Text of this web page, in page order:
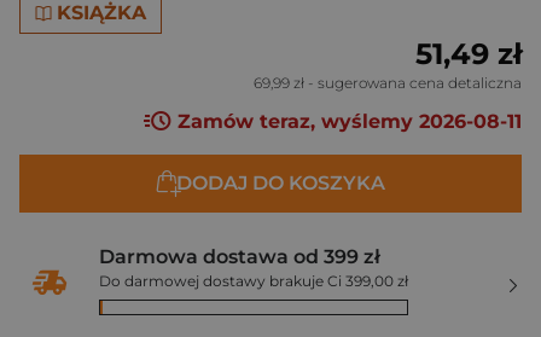
KSIĄŻKA
51,49 zł
69,99 zł - sugerowana cena detaliczna
Zamów teraz, wyślemy 2026-08-11
DODAJ DO KOSZYKA
Darmowa dostawa od 399 zł
Do darmowej dostawy brakuje Ci 399,00 zł